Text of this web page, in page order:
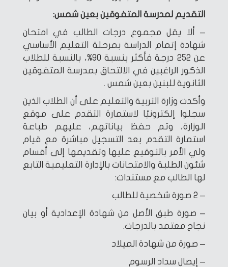
التقديم لمدرسة المتفوقين بعين شمس:
– ألا يقل مجموع درجات الطالب في امتحان
شهادة إتمام الدراسة بمرحلة التعليم الأساسي
عن 252 درجة فأكثر بنسبة 90%، بالنسبة للطلاب
الذكور الراغبين في الالتحاق بمدرسة المتفوقين
الثانوية للبنين بعين شمس .
وأكدت وزارة التربية والتعليم على أن الطلاب الذين
سجلوا إلكترونيًا لاستمارة التقدم على موقع
الوزارة، وتم حفظ بياناتهم، عليهم طباعة
استمارة التقدم بعد التسجيل مباشرة مع قيام
ولي الأمر بالتوقيع عليها وتقديمها إلى أقسام
شئون الطلبة والامتحانات بالإدارة التعليمية التابع
لها الطالب مع مستندات:
– 2 صورة شخصية للطالب
– صورة طبق الأصل من شهادة الإعدادية أو بيان
نجاح معتمد بالدرجات.
– صورة من شهادة الميلاد
– إيصال سداد الرسوم